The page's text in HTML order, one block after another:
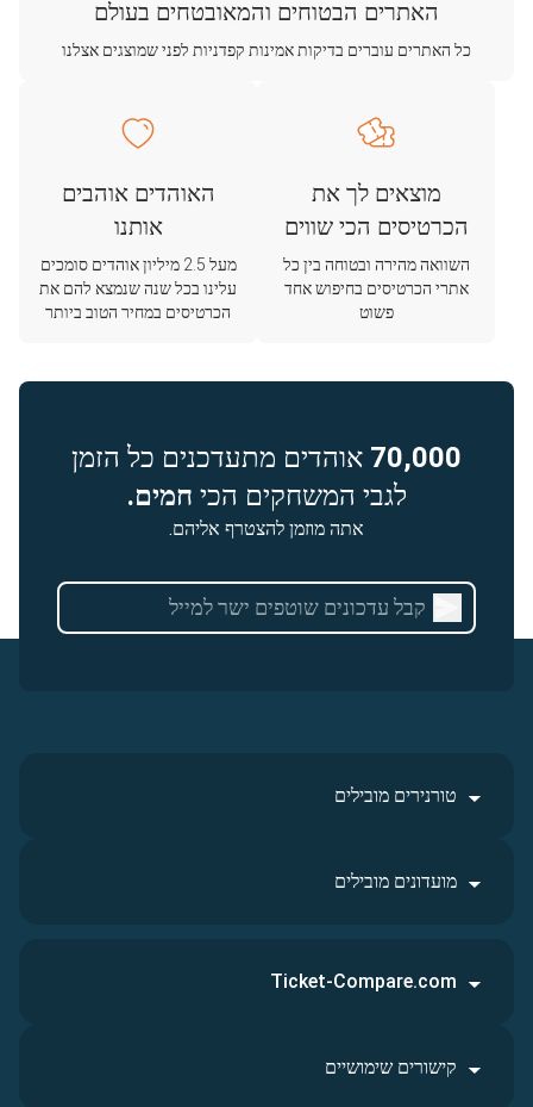
האתרים הבטוחים והמאובטחים בעולם
כל האתרים עוברים בדיקות אמינות קפדניות לפני שמוצגים אצלנו
מוצאים לך את
הכרטיסים הכי שווים
השוואה מהירה ובטוחה בין כל
אתרי הכרטיסים בחיפוש אחד
פשוט
האוהדים אוהבים
אותנו
מעל 2.5 מיליון אוהדים סומכים
עלינו בכל שנה שנמצא להם את
הכרטיסים במחיר הטוב ביותר
70,000 אוהדים מתעדכנים כל הזמן
לגבי המשחקים הכי חמים.
אתה מוזמן להצטרף אליהם.
טורנירים מובילים
מועדונים מובילים
Ticket-Compare.com
קישורים שימושיים